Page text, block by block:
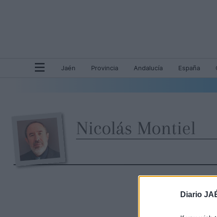
Diario
Jaén Provincia Andalucía España
Nicolás Montiel